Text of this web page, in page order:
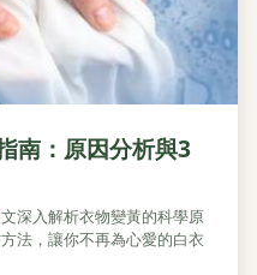
南：原因分析與3
深入解析衣物變黃的科學原
法，讓你不再為心愛的白衣